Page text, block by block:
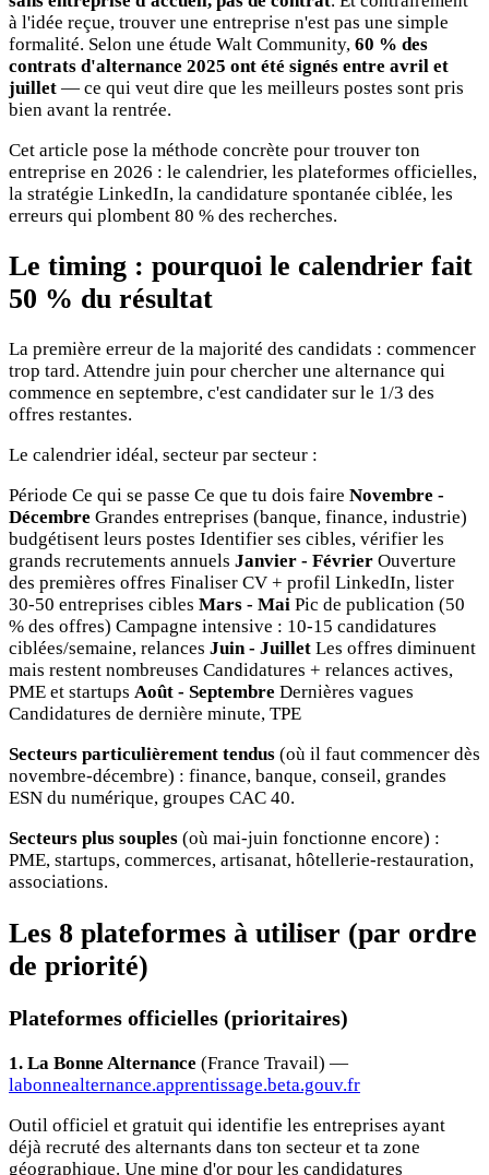
à l'idée reçue, trouver une entreprise n'est pas une simple
formalité. Selon une étude Walt Community, 60 % des
contrats d'alternance 2025 ont été signés entre avril et
juillet — ce qui veut dire que les meilleurs postes sont pris
bien avant la rentrée.
Cet article pose la méthode concrète pour trouver ton
entreprise en 2026 : le calendrier, les plateformes officielles,
la stratégie LinkedIn, la candidature spontanée ciblée, les
erreurs qui plombent 80 % des recherches.
Le timing : pourquoi le calendrier fait
50 % du résultat
La première erreur de la majorité des candidats : commencer
trop tard. Attendre juin pour chercher une alternance qui
commence en septembre, c'est candidater sur le 1/3 des
offres restantes.
Le calendrier idéal, secteur par secteur :
Période Ce qui se passe Ce que tu dois faire Novembre -
Décembre Grandes entreprises (banque, finance, industrie)
budgétisent leurs postes Identifier ses cibles, vérifier les
grands recrutements annuels Janvier - Février Ouverture
des premières offres Finaliser CV + profil LinkedIn, lister
30-50 entreprises cibles Mars - Mai Pic de publication (50
% des offres) Campagne intensive : 10-15 candidatures
ciblées/semaine, relances Juin - Juillet Les offres diminuent
mais restent nombreuses Candidatures + relances actives,
PME et startups Août - Septembre Dernières vagues
Candidatures de dernière minute, TPE
Secteurs particulièrement tendus (où il faut commencer dès
novembre-décembre) : finance, banque, conseil, grandes
ESN du numérique, groupes CAC 40.
Secteurs plus souples (où mai-juin fonctionne encore) :
PME, startups, commerces, artisanat, hôtellerie-restauration,
associations.
Les 8 plateformes à utiliser (par ordre
de priorité)
Plateformes officielles (prioritaires)
1. La Bonne Alternance (France Travail) —
labonnealternance.apprentissage.beta.gouv.fr
Outil officiel et gratuit qui identifie les entreprises ayant
déjà recruté des alternants dans ton secteur et ta zone
géographique. Une mine d'or pour les candidatures